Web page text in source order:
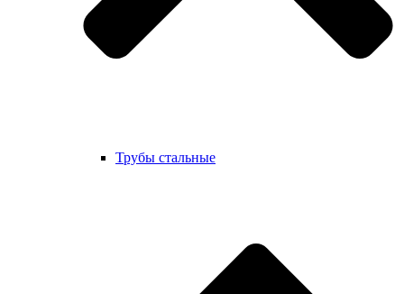
Трубы стальные